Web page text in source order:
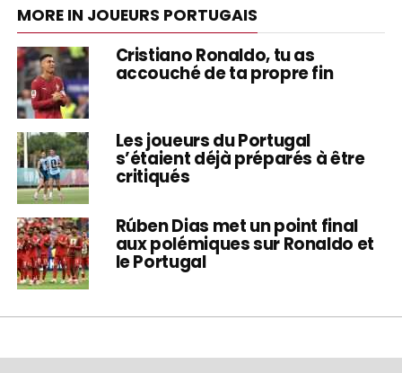
MORE IN JOUEURS PORTUGAIS
Cristiano Ronaldo, tu as
accouché de ta propre fin
Les joueurs du Portugal
s’étaient déjà préparés à être
critiqués
Rúben Dias met un point final
aux polémiques sur Ronaldo et
le Portugal